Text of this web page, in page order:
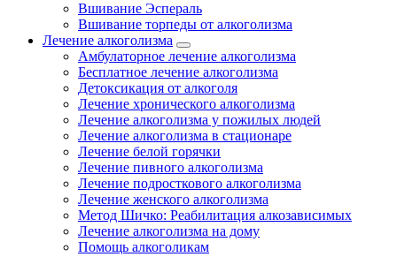
Вшивание Эспераль
Вшивание торпеды от алкоголизма
Лечение алкоголизма
Амбулаторное лечение алкоголизма
Бесплатное лечение алкоголизма
Детоксикация от алкоголя
Лечение хронического алкоголизма
Лечение алкоголизма у пожилых людей
Лечение алкоголизма в стационаре
Лечение белой горячки
Лечение пивного алкоголизма
Лечение подросткового алкоголизма
Лечение женского алкоголизма
Метод Шичко: Реабилитация алкозависимых
Лечение алкоголизма на дому
Помощь алкоголикам